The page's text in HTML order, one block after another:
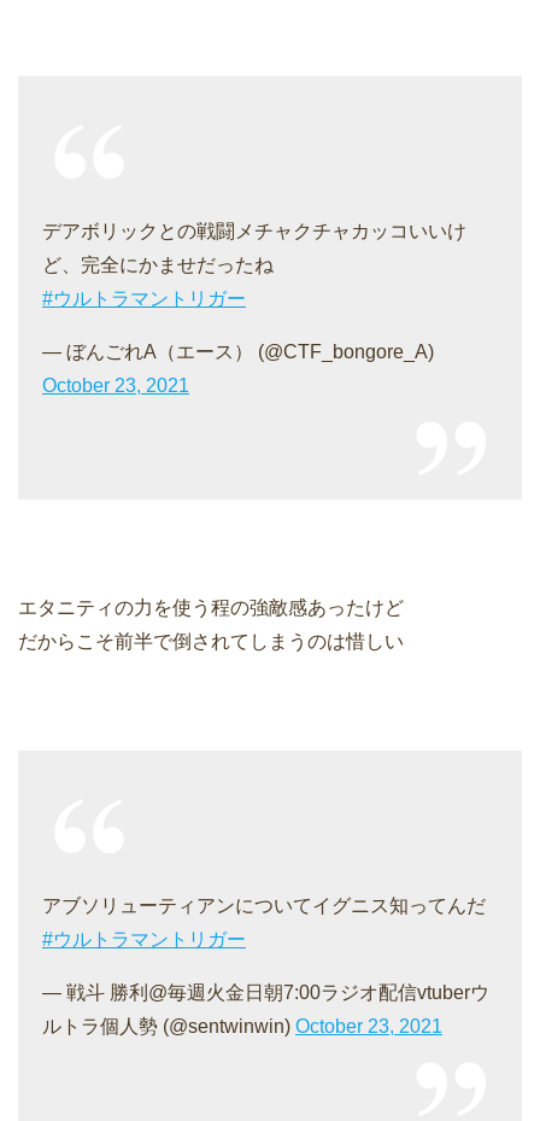
デアボリックとの戦闘メチャクチャカッコいいけ
ど、完全にかませだったね
#ウルトラマントリガー
— ぼんごれA（エース） (@CTF_bongore_A)
October 23, 2021
エタニティの力を使う程の強敵感あったけど
だからこそ前半で倒されてしまうのは惜しい
アブソリューティアンについてイグニス知ってんだ
#ウルトラマントリガー
— 戦斗 勝利@毎週火金日朝7:00ラジオ配信vtuberウ
ルトラ個人勢 (@sentwinwin) October 23, 2021